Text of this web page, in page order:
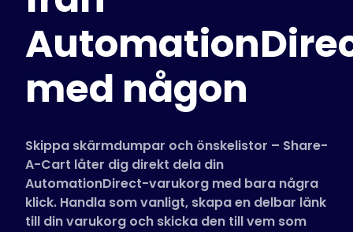
Logga in
Butiker som stöds
Vanliga frågor
Svenska (Swedish)
med någon
Skippa skärmdumpar och önskelistor – Share-
A-Cart låter dig direkt dela din
AutomationDirect-varukorg med bara några
klick. Handla som vanligt, skapa en delbar länk
till din varukorg och skicka den till vem som